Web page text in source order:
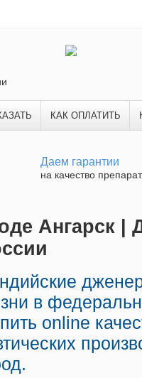
КАК ОПЛАТИТЬ
Даем гарантии
на качество
Ангарск |
в
online